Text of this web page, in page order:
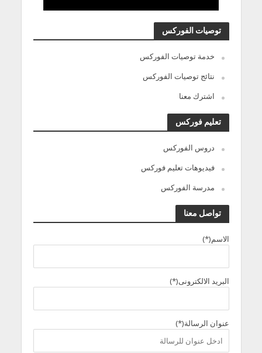
توصيات الفوركس
خدمة توصيات الفوركس
نتائج توصيات الفوركس
اشترك معنا
تعليم فوركس
دروس الفوركس
فيديوهات تعليم فوركس
مدرسة الفوركس
تواصل معنا
الاسم(*)
البريد الالكترونى(*)
عنوان الرسالة(*)